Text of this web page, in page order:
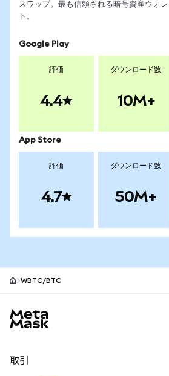
スワップ。最も信頼される暗号資産ウォレ
ト。
Google Play
評価
4.4
ダウンロード数
10M+
App Store
評価
4.7
ダウンロード数
50M+
WBTC/BTC
取引